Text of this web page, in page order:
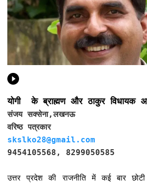
योगी के ब्राह्मण और ठाकुर विधायक
संजय सक्सेना,लखनऊ
वरिष्ठ पत्रकार
skslko28@gmail.com
9454105568, 8299050585
उत्तर प्रदेश की राजनीति में कई बार